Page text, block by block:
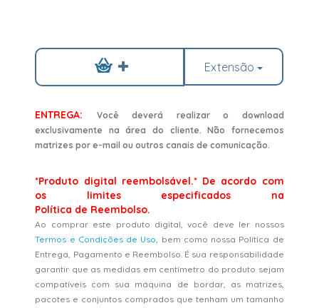
Extensão
ENTREGA:
Você deverá realizar o download
exclusivamente na área do cliente. Não fornecemos
matrizes por e-mail ou outros canais de comunicação.
*Produto digital reembolsável.* De acordo com
os limites especificados na
Política de Reembolso.
Ao comprar este produto digital, você deve ler nossos
Termos e Condições de Uso, bem como nossa Política de
Entrega, Pagamento e Reembolso. É sua responsabilidade
garantir que as medidas em centímetro do produto sejam
compatíveis com sua máquina de bordar, as matrizes,
pacotes e conjuntos comprados que tenham um tamanho